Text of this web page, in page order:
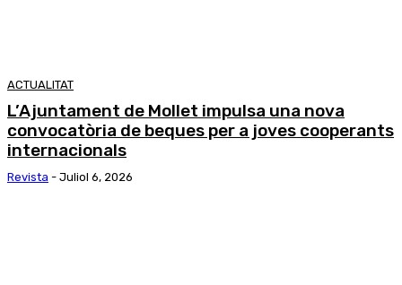
ACTUALITAT
L’Ajuntament de Mollet impulsa una nova
convocatòria de beques per a joves cooperants
internacionals
Revista - Juliol 6, 2026